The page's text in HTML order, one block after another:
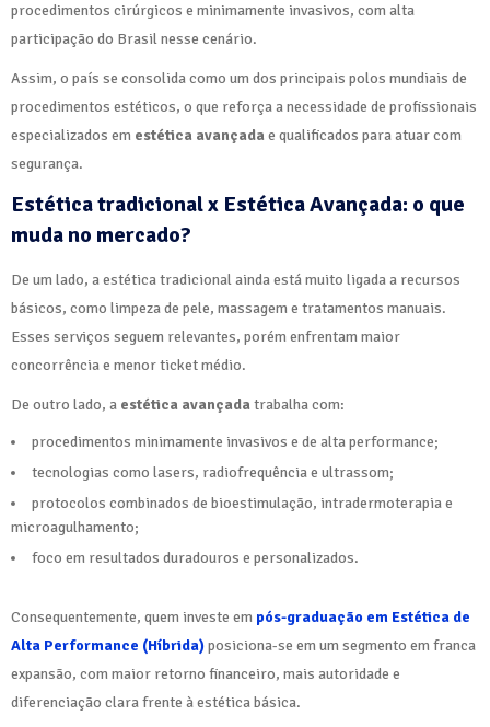
procedimentos cirúrgicos e minimamente invasivos, com alta
participação do Brasil nesse cenário.
Assim, o país se consolida como um dos principais polos mundiais de
procedimentos estéticos, o que reforça a necessidade de profissionais
especializados em estética avançada e qualificados para atuar com
segurança.
Estética tradicional x Estética Avançada: o que
muda no mercado?
De um lado, a estética tradicional ainda está muito ligada a recursos
básicos, como limpeza de pele, massagem e tratamentos manuais.
Esses serviços seguem relevantes, porém enfrentam maior
concorrência e menor ticket médio.
De outro lado, a estética avançada trabalha com:
procedimentos minimamente invasivos e de alta performance;
tecnologias como lasers, radiofrequência e ultrassom;
protocolos combinados de bioestimulação, intradermoterapia e
microagulhamento;
foco em resultados duradouros e personalizados.
Consequentemente, quem investe em pós-graduação em Estética de
Alta Performance (Híbrida)posiciona-se em um segmento em franca
expansão, com maior retorno financeiro, mais autoridade e
diferenciação clara frente à estética básica.